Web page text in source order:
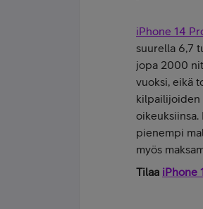
iPhone 14
suurella 6,7
jopa 2000
vuoksi, eikä
kilpailijoiden
oikeuksiinsa.
pienempi
myös
Tilaa iPhone